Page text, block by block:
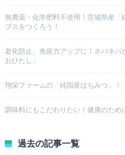
無農薬・化学肥料不使用！茨城県産「
プスをつくろう！
老化防止、免疫力アップに！ネバネバ
おひたし」
翔栄ファームの「純国産はちみつ」！
調味料にもこだわりたい！健康のため
過去の記事一覧